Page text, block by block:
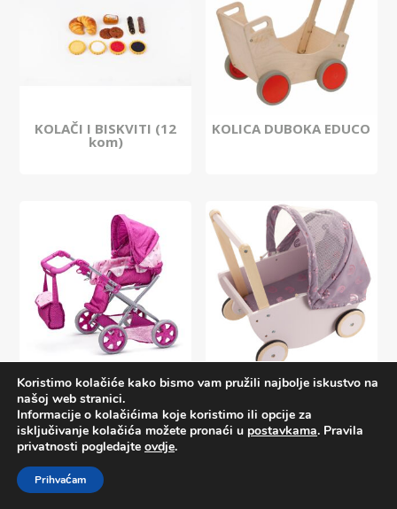
KOLAČI I BISKVITI (12
kom)
KOLICA DUBOKA EDUCO
KOLICA ZA LUTKU 3 U 1 KOLICA ZA LUTKU DUGA
Koristimo kolačiće kako bismo vam pružili najbolje iskustvo na
našoj web stranici.
Informacije o kolačićima koje koristimo ili opcije za
isključivanje kolačića možete pronaći u postavkama. Pravila
privatnosti pogledajte ovdje.
Prihvaćam